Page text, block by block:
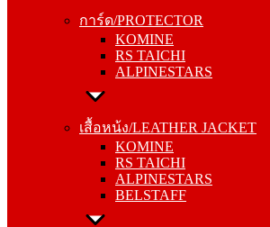
การ์ด/PROTECTOR
KOMINE
RS TAICHI
ALPINESTARS
เสื้อหน้ง/LEATHER JACKET
KOMINE
RS TAICHI
ALPINESTARS
BELSTAFF
RS TAICHI
ALPINESTARS
เสื้อหน้ง/LEATHER JACKET
RS TAICHI
ALPINESTARS
BELSTAFF
กางเกงหนัง/LEATHER PANTS